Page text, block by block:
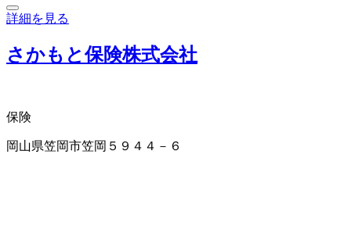
詳細を見る
さかもと保険株式会社
保険
岡山県笠岡市笠岡５９４４－６